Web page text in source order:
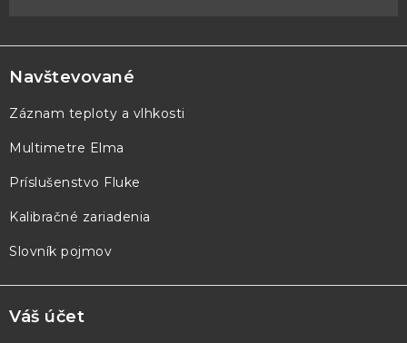
á
p
ä
e
Navštevované
Záznam teploty a vlhkosti
Multimetre Elma
Príslušenstvo Fluke
Kalibračné zariadenia
Slovník pojmov
Váš účet